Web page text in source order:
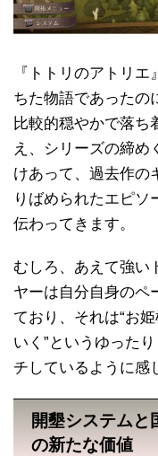
『トトリのアトリ
ちた物語であったの
比較的穏やかで落ち
え、シリーズの締め
けあって、過去作の
りばめられたエピソ
伝わってきます。
むしろ、あえて強い
ヤーは自分自身のペ
ており、それは“お
いく”というゆった
チしているように感
開墾システムと
の新たな価値